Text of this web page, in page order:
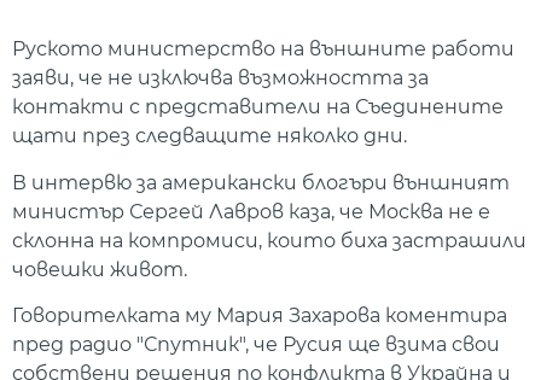
Руското министерство на външните работи
заяви, че не изключва възможността за
контакти с представители на Съединените
щати през следващите няколко дни.
В интервю за американски блогъри външният
министър Сергей Лавров каза, че Москва не е
склонна на компромиси, които биха застрашили
човешки живот.
Говорителката му Мария Захарова коментира
пред радио "Спутник", че Русия ще взима свои
собствени решения по конфликта в Украйна и